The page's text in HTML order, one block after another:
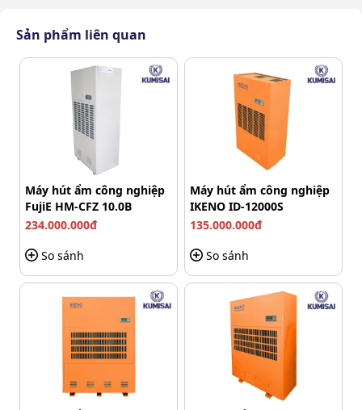
tiết kiệm diện tích và chi phí đáng kể.
Sản phẩm liên quan
Máy hút ẩm công nghiệp
FujiE HM-CFZ 10.0B
234.000.000đ
So sánh
Máy hút ẩm công nghiệp
IKENO ID-12000S
135.000.000đ
So sánh